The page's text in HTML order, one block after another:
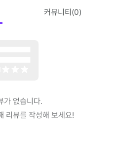
커뮤니티(0)
가 없습니다.
리뷰를 작성해 보세요!